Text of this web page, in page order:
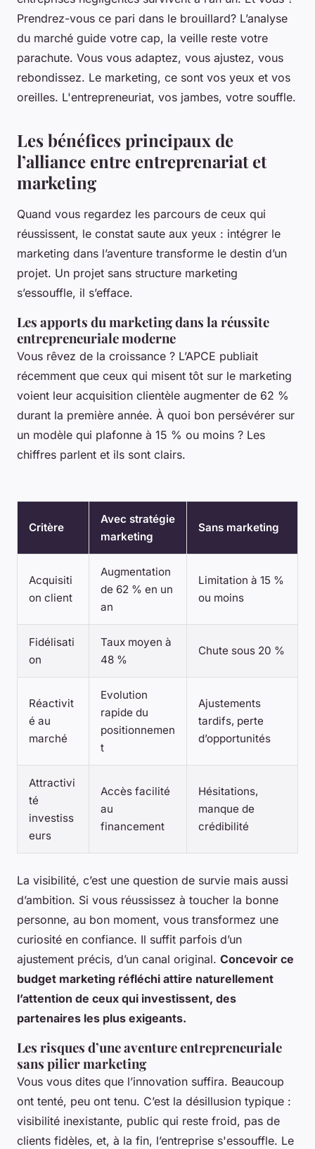
Prendrez-vous ce pari dans le brouillard? L’analyse
du marché guide votre cap, la veille reste votre
parachute. Vous vous adaptez, vous ajustez, vous
rebondissez. Le marketing, ce sont vos yeux et vos
oreilles. L'entrepreneuriat, vos jambes, votre souffle.
Les bénéfices principaux de
l’alliance entre entreprenariat et
marketing
Quand vous regardez les parcours de ceux qui
réussissent, le constat saute aux yeux : intégrer le
marketing dans l’aventure transforme le destin d’un
projet. Un projet sans structure marketing
s’essouffle, il s’efface.
Les apports du marketing dans la réussite
entrepreneuriale moderne
Vous rêvez de la croissance ? L’APCE publiait
récemment que ceux qui misent tôt sur le marketing
voient leur acquisition clientèle augmenter de 62 %
durant la première année. À quoi bon persévérer sur
un modèle qui plafonne à 15 % ou moins ? Les
chiffres parlent et ils sont clairs.
Critère
Avec stratégie
marketing
Sans marketing
Acquisiti
on client
Augmentation
de 62 % en un
an
Limitation à 15 %
ou moins
Fidélisati
on
Taux moyen à
48 %
Chute sous 20 %
Réactivit
é au
marché
Evolution
rapide du
positionnemen
t
Ajustements
tardifs, perte
d’opportunités
Attractivi
té
investiss
eurs
Accès facilité
au
financement
Hésitations,
manque de
crédibilité
La visibilité, c’est une question de survie mais aussi
d’ambition. Si vous réussissez à toucher la bonne
personne, au bon moment, vous transformez une
curiosité en confiance. Il suffit parfois d’un
ajustement précis, d’un canal original. Concevoir ce
budget marketing réfléchi attire naturellement
l’attention de ceux qui investissent, des
partenaires les plus exigeants.
Les risques d’une aventure entrepreneuriale
sans pilier marketing
Vous vous dites que l’innovation suffira. Beaucoup
ont tenté, peu ont tenu. C’est la désillusion typique :
visibilité inexistante, public qui reste froid, pas de
clients fidèles, et, à la fin, l’entreprise s'essouffle. Le